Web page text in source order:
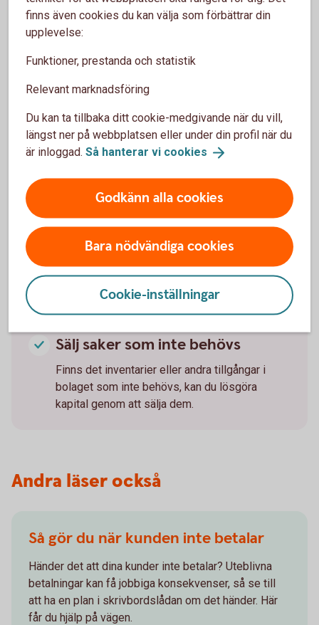
Lyssna på podden med tips om hur du kan förbättra
kassaflödet.
kassaflöde
Jobba med rätt saker
Se till att du, så långt det är möjligt, ägnar
arbetsdagen åt det du kan ta betalt för. Ha som
mål att fakturera åtta timmar per dag. Därefter
Sälj saker som inte behövs
Finns det inventarier eller andra tillgångar i
bolaget som inte behövs, kan du lösgöra
kapital genom att sälja dem.
Andra läser också
Så gör du när kunden inte betalar
Händer det att dina kunder inte betalar? Uteblivna
betalningar kan få jobbiga konsekvenser, så se till
att ha en plan i skrivbordslådan om det händer. Här
får du hjälp på vägen.
finns även cookies du kan välja som förbättrar din
upplevelse:
Funktioner, prestanda och statistik
Relevant marknadsföring
Du kan ta tillbaka ditt cookie-medgivande när du vill,
längst ner på webbplatsen eller under din profil när du
är inloggad. Så hanterar vi cookies
Godkänn alla cookies
Bara nödvändiga cookies
Cookie-inställningar